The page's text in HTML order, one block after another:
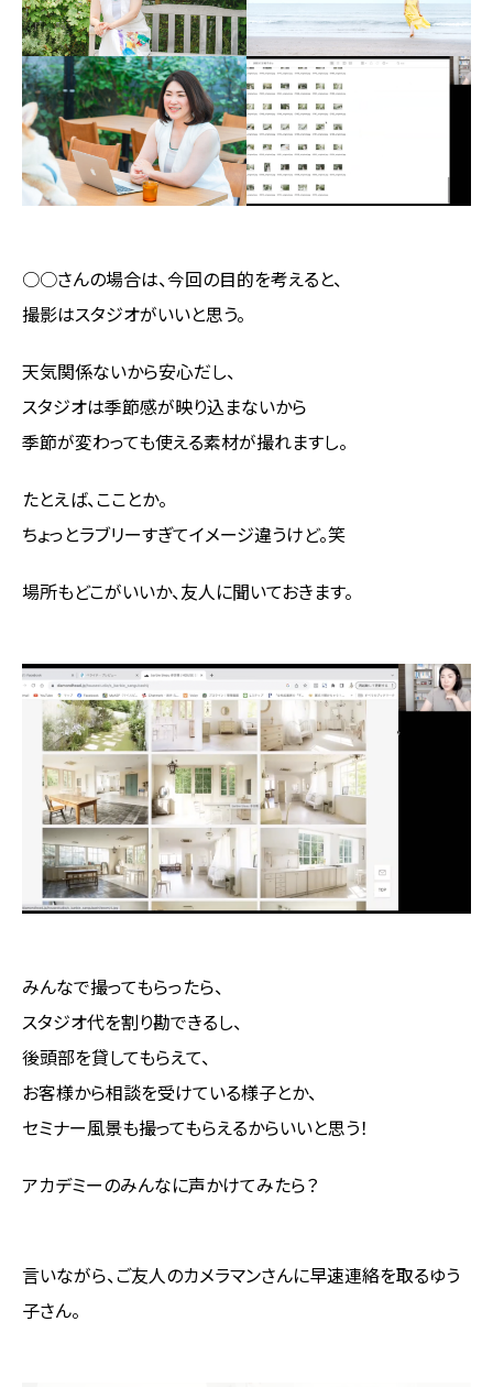
○○さんの場合は、今回の目的を考えると、
撮影はスタジオがいいと思う。
天気関係ないから安心だし、
スタジオは季節感が映り込まないから
季節が変わっても使える素材が撮れますし。
たとえば、こことか。
ちょっとラブリーすぎてイメージ違うけど。笑
場所もどこがいいか、友人に聞いておきます。
みんなで撮ってもらったら、
スタジオ代を割り勘できるし、
後頭部を貸してもらえて、
お客様から相談を受けている様子とか、
セミナー風景も撮ってもらえるからいいと思う！
アカデミーのみんなに声かけてみたら？
言いながら、ご友人のカメラマンさんに早速連絡を取るゆう
子さん。